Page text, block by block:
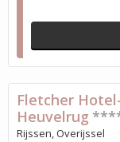
Fletcher
Heuvelrug
Rijssen, Overijssel